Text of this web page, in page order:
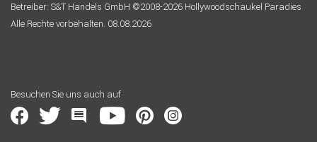
Betreiber: S&T Handels GmbH ©2008-2026 Hollywoodschaukel Paradies
Alle Rechte vorbehalten. 08.08.2026
Besuchen Sie uns auch auf